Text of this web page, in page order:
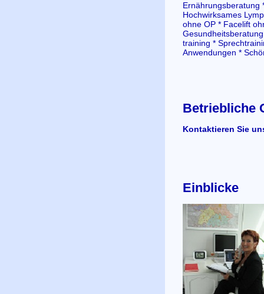
Ernährungsberatung
Hochwirksames
ohne OP * Facelift
training *
Anwendungen *
Betriebliche
Kontaktieren Sie
Einblicke